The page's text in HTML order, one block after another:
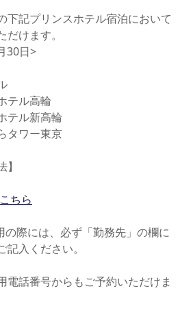
下記プリンスホテル宿泊において
けます。
30日>
テル高輪
テル新高輪
タワー東京
こちら
際には、必ず「勤務先」の欄に
記入ください。
話番号からもご予約いただけま